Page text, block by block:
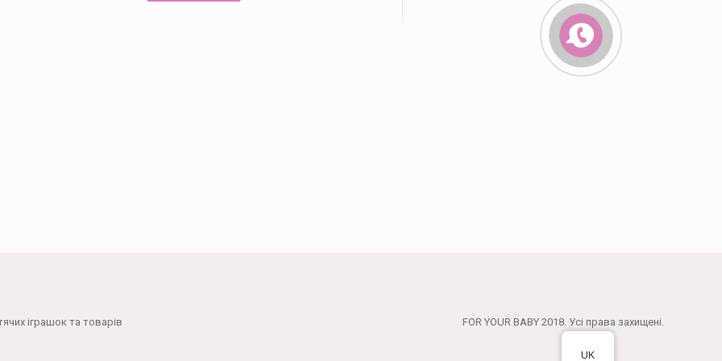
іграшок та товарів FOR YOUR BABY 2018. Усі права захищені.
UK